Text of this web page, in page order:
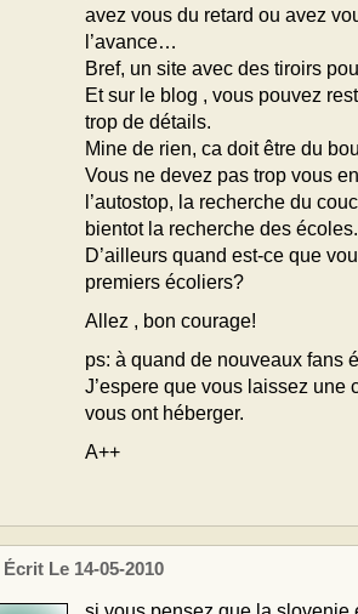
avez vous du retard ou avez
l’avance…
Bref, un site avec des tiroirs
Et sur le blog , vous pouvez
trop de détails.
Mine de rien, ca doit être du
Vous ne devez pas trop vous
l’autostop, la recherche du
bientot la recherche des écoles.
D’ailleurs quand est-ce que
premiers écoliers?
Allez , bon courage!
ps: à quand de nouveaux fans
J’espere que vous laissez une
vous ont héberger.
A++
Écrit Le 14-05-2010